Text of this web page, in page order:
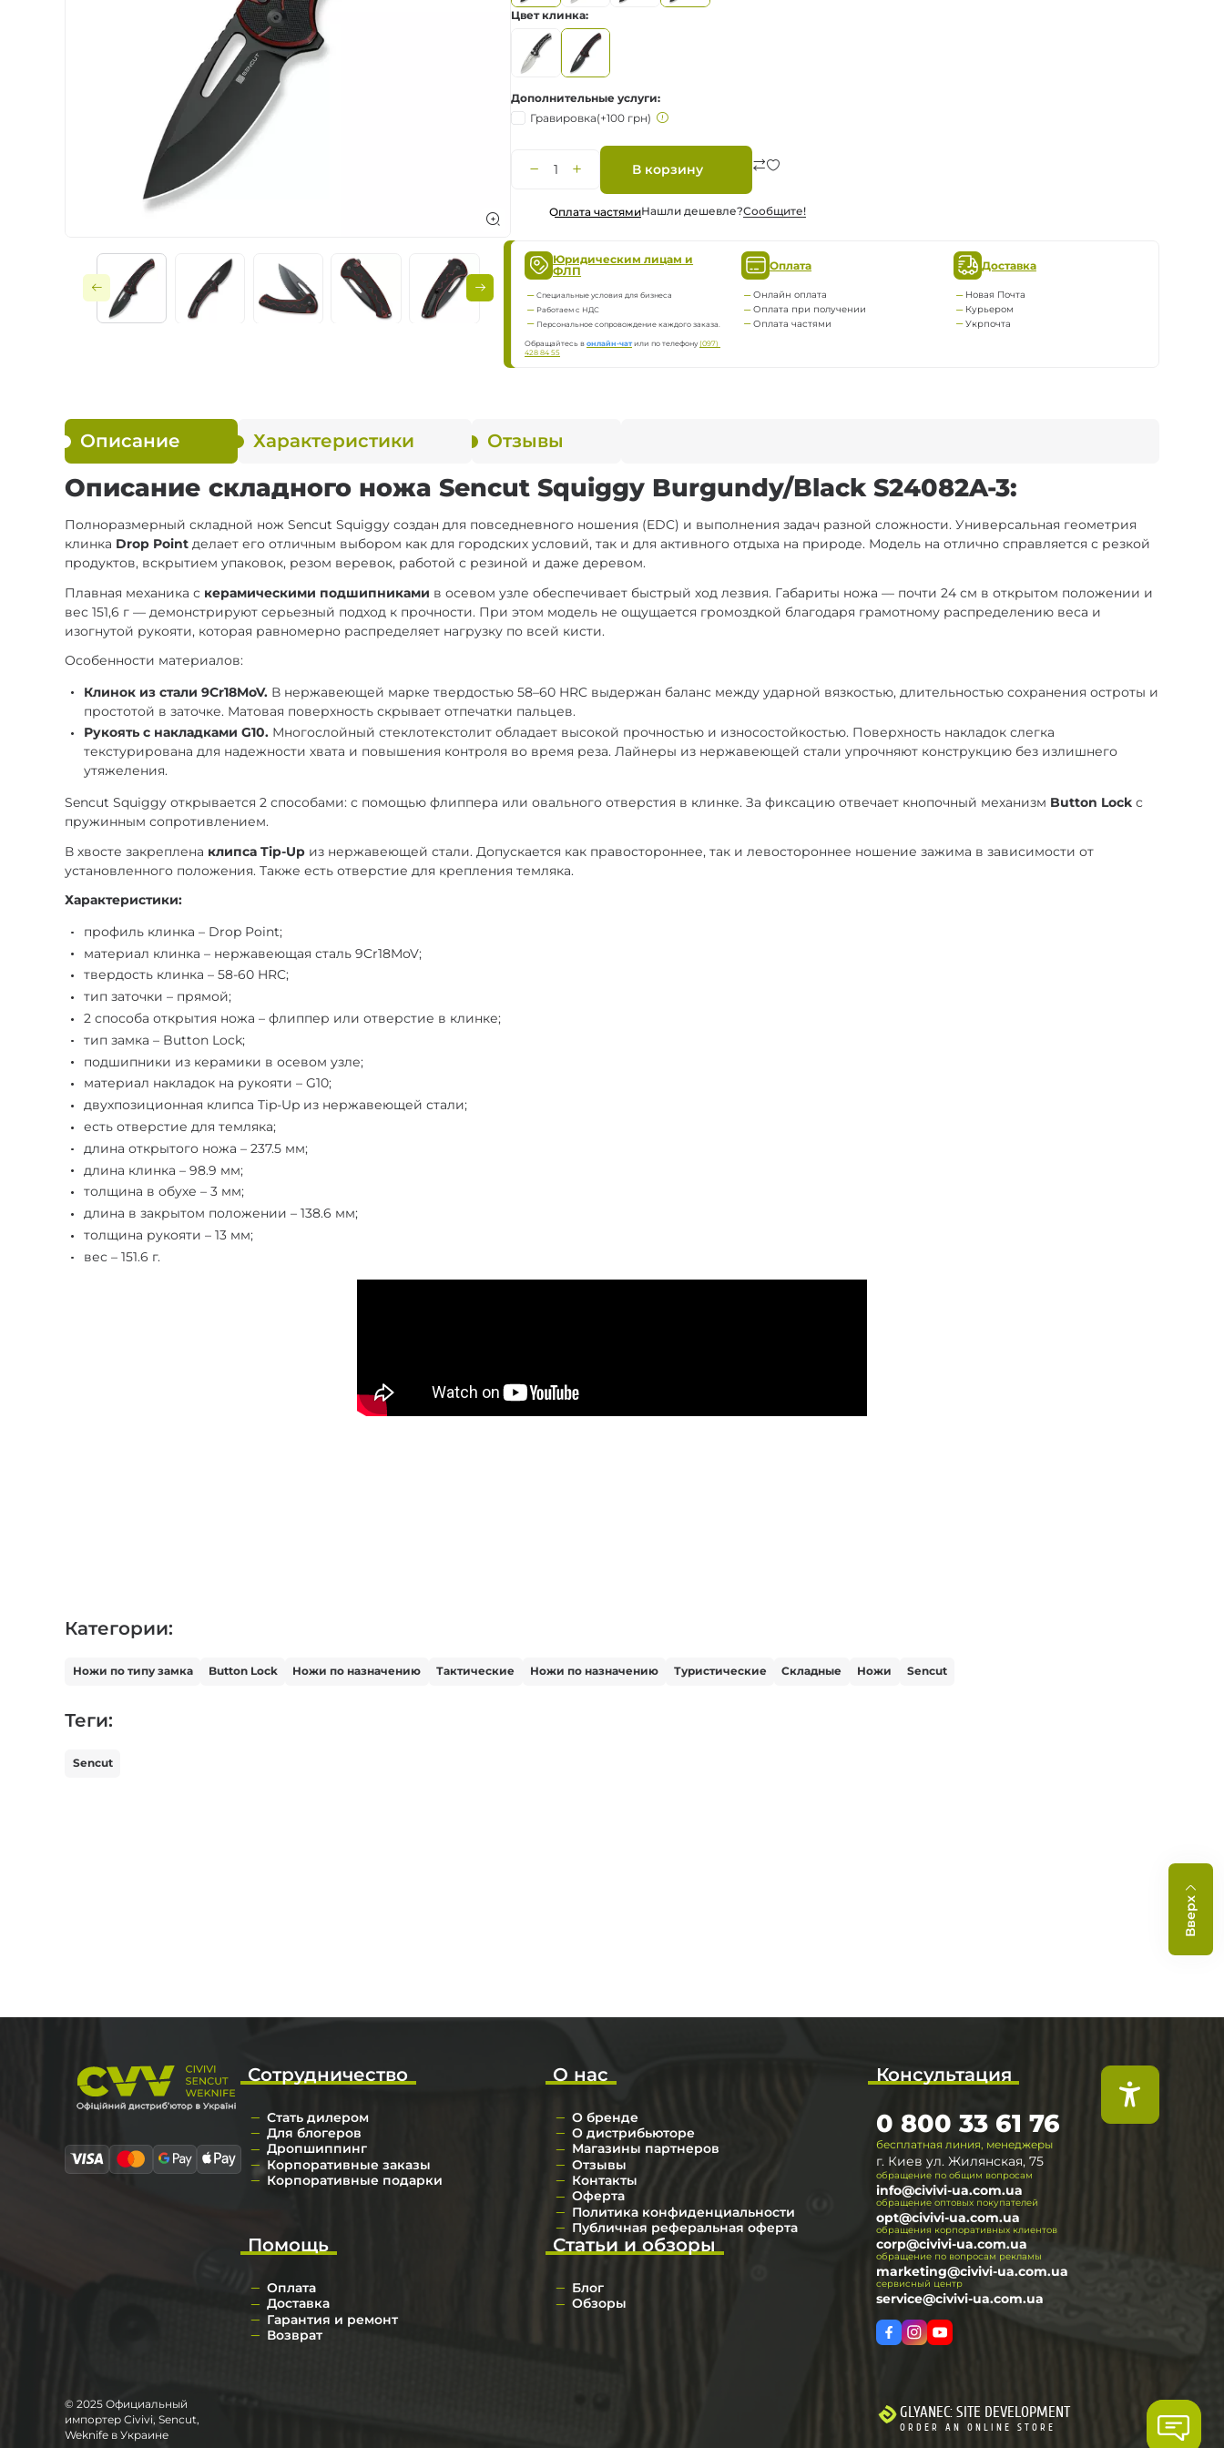
Ножи по типу замка
Ножи по назначению
Цвет клинка
Дополнительные услуги
Гравировка(+100 грн)
В корзину
Оплата частямиНашли дешевле?Сообщите!
Юридическим лицам и
ФЛП
Специальные условия для бизнеса
Работаем с НДС
Персональное сопровождение каждого заказа.
Обращайтесь вонлайн-чатили по телефону(097)
428 84 55
Оплата
Онлайн оплата
Оплата при получении
Оплата частями
Доставка
Новая Почта
Курьером
Укрпочта
Описание Характеристики Отзывы
Описание складного ножа Sencut Squiggy Burgundy/Black S24082A-3:
Полноразмерный складной нож Sencut Squiggy создан для повседневного ношения (EDC) и выполнения задач разной сложности. Универсальная геометрия
клинка Drop Point делает его отличным выбором как для городских условий, так и для активного отдыха на природе. Модель на отлично справляется с резкой
продуктов, вскрытием упаковок, резом веревок, работой с резиной и даже деревом.
Плавная механика с керамическими подшипниками в осевом узле обеспечивает быстрый ход лезвия. Габариты ножа — почти 24 см в открытом положении и
вес 151,6 г — демонстрируют серьезный подход к прочности. При этом модель не ощущается громоздкой благодаря грамотному распределению веса и
изогнутой рукояти, которая равномерно распределяет нагрузку по всей кисти.
Особенности материалов:
Клинок из стали 9Cr18MoV. В нержавеющей марке твердостью 58–60 HRC выдержан баланс между ударной вязкостью, длительностью сохранения остроты и
простотой в заточке. Матовая поверхность скрывает отпечатки пальцев.
Рукоять с накладками G10. Многослойный стеклотекстолит обладает высокой прочностью и износостойкостью. Поверхность накладок слегка
текстурирована для надежности хвата и повышения контроля во время реза. Лайнеры из нержавеющей стали упрочняют конструкцию без излишнего
утяжеления.
Sencut Squiggy открывается 2 способами: с помощью флиппера или овального отверстия в клинке. За фиксацию отвечает кнопочный механизм Button Lock с
пружинным сопротивлением.
В хвосте закреплена клипса Tip-Up из нержавеющей стали. Допускается как правостороннее, так и левостороннее ношение зажима в зависимости от
установленного положения. Также есть отверстие для крепления темляка.
Характеристики:
профиль клинка – Drop Point;
материал клинка – нержавеющая сталь 9Cr18MoV;
твердость клинка – 58-60 HRC;
тип заточки – прямой;
2 способа открытия ножа – флиппер или отверстие в клинке;
тип замка – Button Lock;
подшипники из керамики в осевом узле;
материал накладок на рукояти – G10;
двухпозиционная клипса Tip-Up из нержавеющей стали;
есть отверстие для темляка;
длина открытого ножа – 237.5 мм;
длина клинка – 98.9 мм;
толщина в обухе – 3 мм;
длина в закрытом положении – 138.6 мм;
толщина рукояти – 13 мм;
вес – 151.6 г.
Категории:
Ножи по типу замка Button Lock Ножи по назначению Тактические Ножи по назначению Туристические Складные Ножи Sencut
Теги:
Sencut
Вверх
О нас
О бренде
О дистрибьюторе
Магазины партнеров
Отзывы
Контакты
Оферта
Политика конфиденциальности
Публичная реферальная оферта
Сотрудничество
Стать дилером
Для блогеров
Дропшиппинг
Корпоративные заказы
Корпоративные подарки
Статьи и обзоры
Блог
Обзоры
Помощь
Оплата
Доставка
Гарантия и ремонт
Возврат
Консультация
бесплатная линия, менеджеры
0 800 33 61 76
г. Киев ул. Жилянская, 75
обращение по общим вопросам
info@civivi-ua.com.ua
обращение оптовых покупателей
opt@civivi-ua.com.ua
обращения корпоративных клиентов
corp@civivi-ua.com.ua
обращение по вопросам рекламы
marketing@civivi-ua.com.ua
сервисный центр
service@civivi-ua.com.ua
© 2025 Официальный
импортер Civivi, Sencut,
Weknife в Украине
GLYANEC: SITE DEVELOPMENT
ORDER AN ONLINE STORE